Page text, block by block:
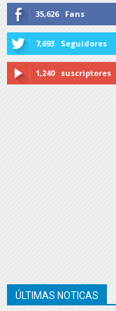
35,626 Fans
7,693 Seguidores
1,240 suscriptores
ÚLTIMAS NOTICAS